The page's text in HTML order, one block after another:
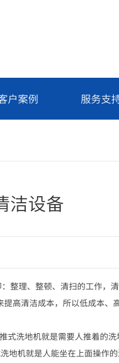
户案例 服务支
洁设备
整理、整顿、清扫的工作，
高清洁成本，所以低成本、
洗地机就是需要人推着的洗
地机就是人能坐在上面操作